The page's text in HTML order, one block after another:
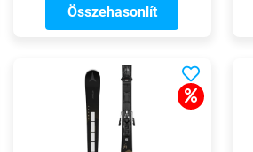
Összehasonlít